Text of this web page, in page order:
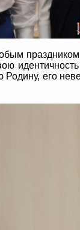
его